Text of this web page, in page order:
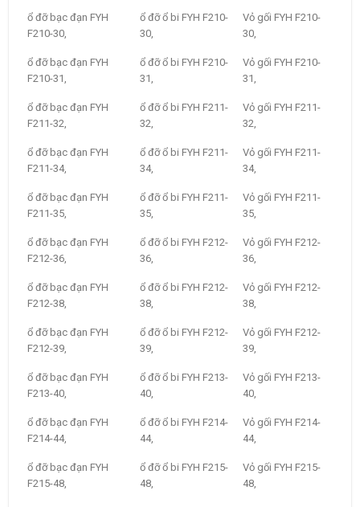
ổ đỡ bạc đạn FYH
F210-30,
ổ đỡ ổ bi FYH F210-
30,
Vỏ gối FYH F210-
30,
ổ đỡ bạc đạn FYH
F210-31,
ổ đỡ ổ bi FYH F210-
31,
Vỏ gối FYH F210-
31,
ổ đỡ bạc đạn FYH
F211-32,
ổ đỡ ổ bi FYH F211-
32,
Vỏ gối FYH F211-
32,
ổ đỡ bạc đạn FYH
F211-34,
ổ đỡ ổ bi FYH F211-
34,
Vỏ gối FYH F211-
34,
ổ đỡ bạc đạn FYH
F211-35,
ổ đỡ ổ bi FYH F211-
35,
Vỏ gối FYH F211-
35,
ổ đỡ bạc đạn FYH
F212-36,
ổ đỡ ổ bi FYH F212-
36,
Vỏ gối FYH F212-
36,
ổ đỡ bạc đạn FYH
F212-38,
ổ đỡ ổ bi FYH F212-
38,
Vỏ gối FYH F212-
38,
ổ đỡ bạc đạn FYH
F212-39,
ổ đỡ ổ bi FYH F212-
39,
Vỏ gối FYH F212-
39,
ổ đỡ bạc đạn FYH
F213-40,
ổ đỡ ổ bi FYH F213-
40,
Vỏ gối FYH F213-
40,
ổ đỡ bạc đạn FYH
F214-44,
ổ đỡ ổ bi FYH F214-
44,
Vỏ gối FYH F214-
44,
ổ đỡ bạc đạn FYH
F215-48,
ổ đỡ ổ bi FYH F215-
48,
Vỏ gối FYH F215-
48,